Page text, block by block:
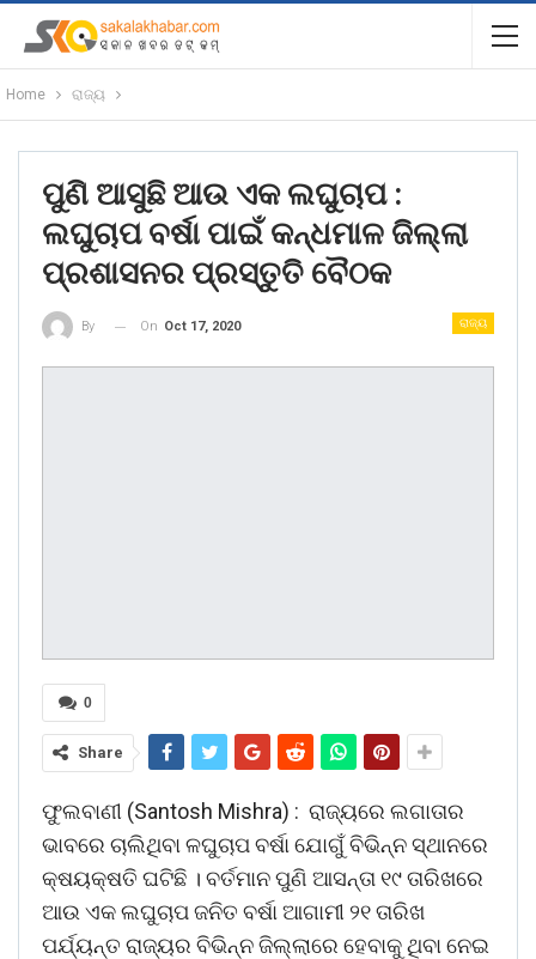
Home ରାଜ୍ୟ
ପୁଣି ଆସୁଛି ଆଉ ଏକ ଲଘୁଚାପ :
ଲଘୁଚାପ ବର୍ଷା ପାଇଁ କନ୍ଧମାଳ ଜିଲ୍ଲା
ପ୍ରଶାସନର ପ୍ରସ୍ତୁତି ବୈଠକ
ରାଜ୍ୟ
By On Oct 17, 2020
0
Share
ଫୁଲବାଣୀ (Santosh Mishra) : ରାଜ୍ୟରେ ଲଗାତାର
ଭାବରେ ଚାଲିଥିବା ଳଘୁଚାପ ବର୍ଷା ଯୋଗୁଁ ବିଭିନ୍ନ ସ୍ଥାନରେ
କ୍ଷୟକ୍ଷତି ଘଟିଛି । ବର୍ତମାନ ପୁଣି ଆସନ୍ତା ୧୯ ତାରିଖରେ
ଆଉ ଏକ ଲଘୁଚାପ ଜନିତ ବର୍ଷା ଆଗାମୀ ୨୧ ତାରିଖ
ପର୍ଯ୍ୟନ୍ତ ରାଜ୍ୟର ବିଭିନ୍ନ ଜିଲ୍ଲାରେ ହେବାକୁ ଥିବା ନେଇ